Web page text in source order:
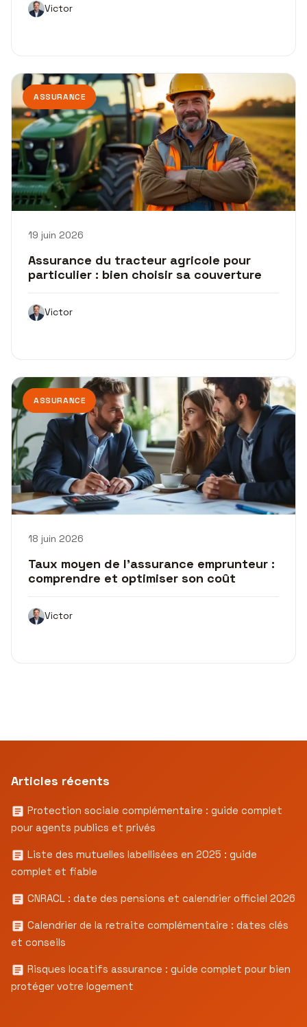
Victor
ASSURANCE
19 juin 2026
Assurance du tracteur agricole pour
particulier : bien choisir sa couverture
Victor
ASSURANCE
18 juin 2026
Taux moyen de l’assurance emprunteur :
comprendre et optimiser son coût
Victor
Articles récents
Protection sociale complémentaire : guide complet
pour agents publics et privés
Liste des mutuelles labellisées en 2025 : guide
complet et fiable
CNRACL : date des pensions et calendrier officiel 2026
Calendrier de la retraite complémentaire : dates clés
et conseils
Risques locatifs assurance : guide complet pour bien
protéger votre logement